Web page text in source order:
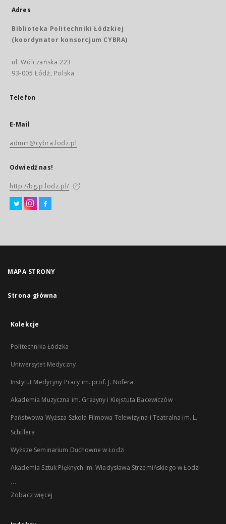
Adres
Biblioteka Politechniki Łódzkiej
(koordynator konsorcjum CYBRA)
ul. Wólczańska 223
93-005 Łódź, Polska
Telefon
E-Mail
admin@cybra.lodz.pl
Odwiedź nas!
http://bg.p.lodz.pl/
MAPA STRONY
Strona główna
Kolekcje
Politechnika Łódzka
Uniwersytet Medyczny
Instytut Medycyny Pracy im. prof. J. Nofera
Akademia Muzyczna im. Grażyny i Kiejstuta Bacewiczów
Państwowa Wyższa Szkoła Filmowa Telewizyjna i Teatralna im. L.
Schillera
Wyższe Seminarium Duchowne w Łodzi
Akademia Sztuk Pięknych im. Władysława Strzemińskiego w Łodzi
...
Zobacz więcej